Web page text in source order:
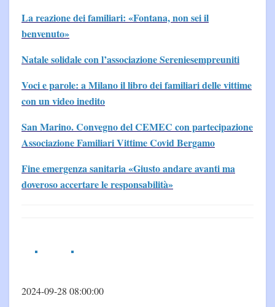
La reazione dei familiari: «Fontana, non sei il
benvenuto»
Natale solidale con l’associazione Sereniesempreuniti
Voci e parole: a Milano il libro dei familiari delle vittime
con un video inedito
San Marino. Convegno del CEMEC con partecipazione
Associazione Familiari Vittime Covid Bergamo
Fine emergenza sanitaria «Giusto andare avanti ma
doveroso accertare le responsabilità»
2024-09-28 08:00:00